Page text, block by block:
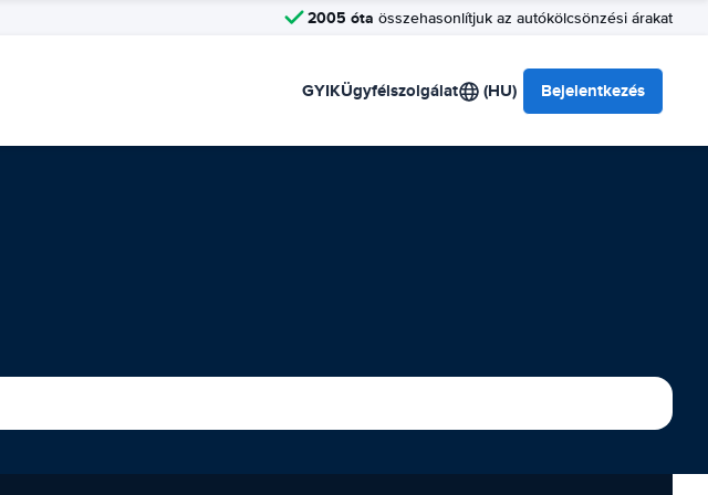
2005 óta összehasonlítjuk az autókölcsönzési árakat
GYIKÜgyfélszolgálat (HU) Bejelentkezés